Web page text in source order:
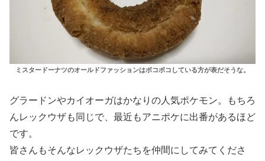
ミスタードーナツのオールドファッションはボコボコしている方が表だそうな。
グラードンやカイオーガはかなりの人気ポケモン。もちろ
んレックウザも同じで、最近もアニポケに出番があるほど
です。
皆さんもそんなレックウザたちを仲間にしてみてくださ